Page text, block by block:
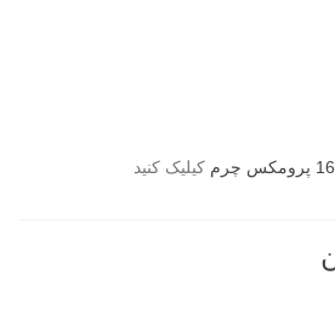
کیلیک کنید